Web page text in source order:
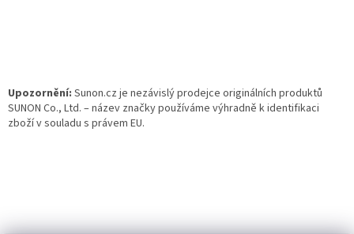
Upozornění: Sunon.cz je nezávislý prodejce originálních produktů
SUNON Co., Ltd. – název značky používáme výhradně k identifikaci
zboží v souladu s právem EU.